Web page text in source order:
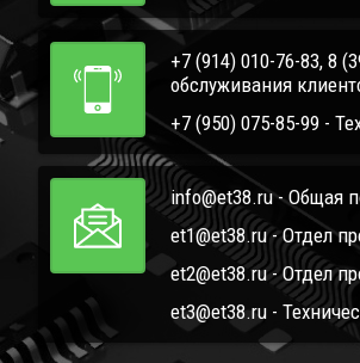
+7 (914) 010-76-83, 8
обслуживания
+7 (950) 075-85-99 -
info@et38.ru - Общая
et1@et38.ru - Отдел
et2@et38.ru - Отдел
et3@et38.ru -